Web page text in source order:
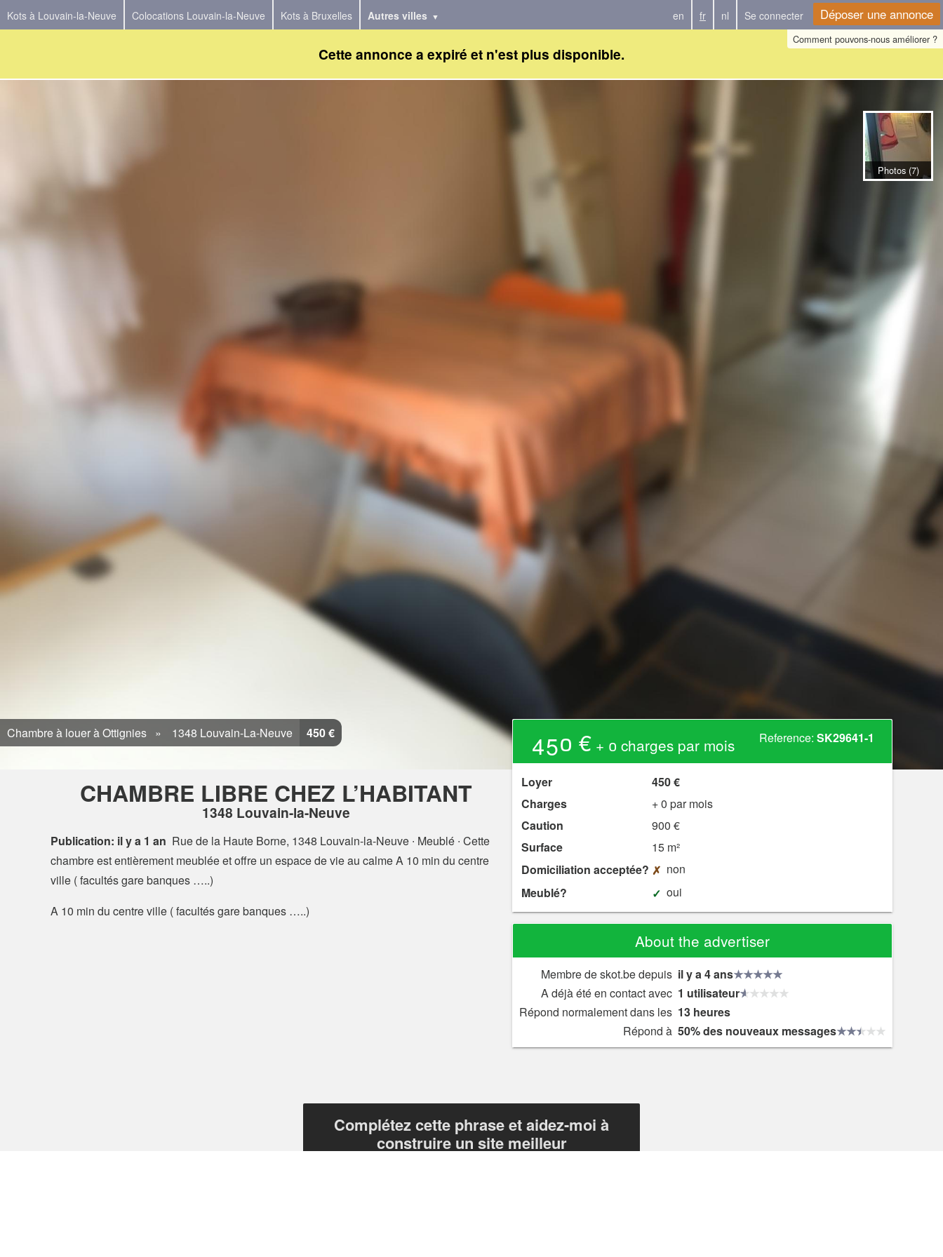
Kots à Louvain-la-Neuve Colocations Louvain-la-Neuve Kots à Bruxelles Autres villes en fr nl Se connecter Déposer une annonce
Comment pouvons-nous améliorer ?
Cette annonce a expiré et n'est plus disponible.
Chambre à louer à Ottignies 1348 Louvain-La-Neuve 450 €
CHAMBRE LIBRE CHEZ L’HABITANT
1348 Louvain-la-Neuve
Publication: il y a 1 an Rue de la Haute Borne, 1348 Louvain-la-Neuve ∙ Meublé ∙ Cette
chambre est entièrement meublée et offre un espace de vie au calme A 10 min du centre
ville ( facultés gare banques …..)
A 10 min du centre ville ( facultés gare banques …..)
450 €+ 0 charges par mois Reference: SK29641-1
Loyer
450 €
Charges
+ 0 par mois
Caution
900 €
Surface
15 m²
Domiciliation acceptée?
non
Meublé?
oui
About the advertiser
Membre de skot.be depuis il y a 4 ans
A déjà été en contact avec 1 utilisateur
Répond normalement dans les 13 heures
Répond à 50% des nouveaux messages
Complétez cette phrase et aidez-moi à
construire un site meilleur